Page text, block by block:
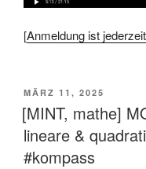
[Anmeldung ist
VERÖFFENTLICHT
AM
MÄRZ 11, 2025
[MINT, mathe]
lineare &
#kompass